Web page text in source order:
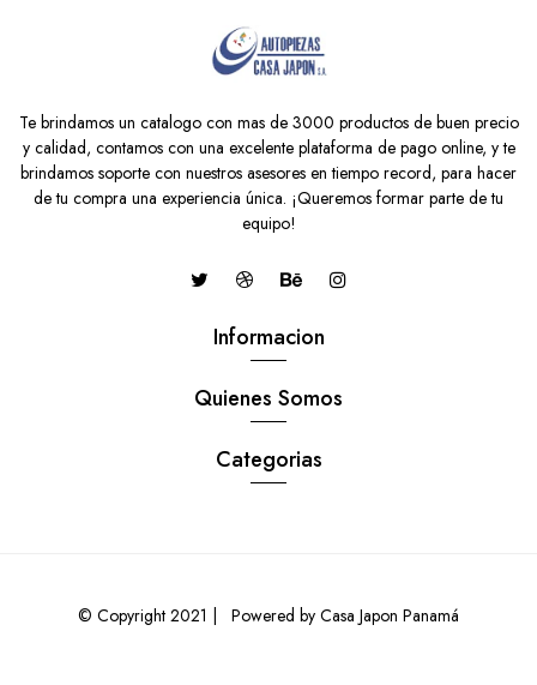
$23.00 USD
Te brindamos un catalogo con mas de 3000 productos de buen precio
y calidad, contamos con una excelente plataforma de pago online, y te
brindamos soporte con nuestros asesores en tiempo record, para hacer
de tu compra una experiencia única. ¡Queremos formar parte de tu
equipo!
Informacion
Quienes Somos
Categorias
© Copyright 2021 | Powered by Casa Japon Panamá